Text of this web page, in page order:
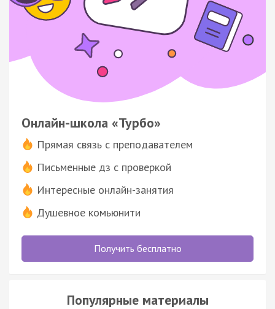
Онлайн-школа «Турбо»
Прямая связь с преподавателем
Письменные дз с проверкой
Интересные онлайн-занятия
Душевное комьюнити
Получить бесплатно
Популярные материалы